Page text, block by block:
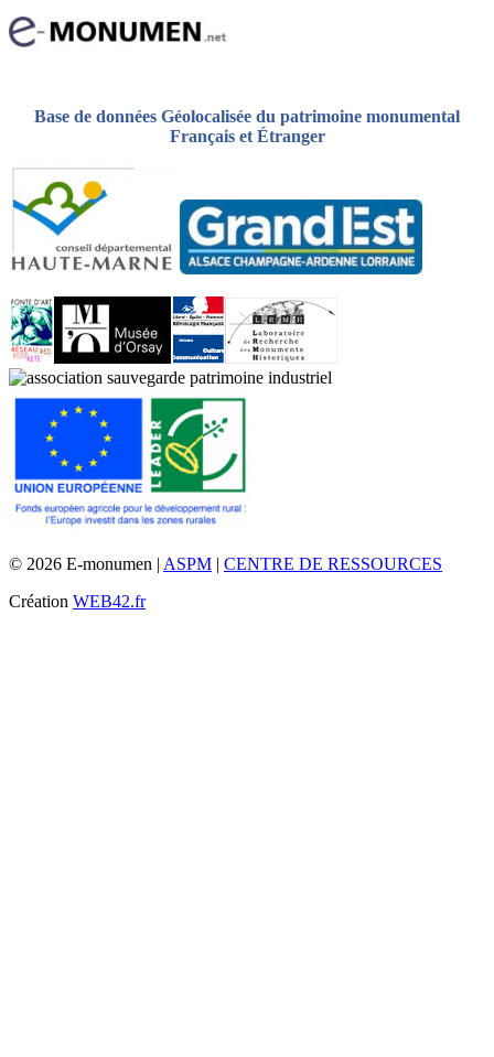
Base de données Géolocalisée du patrimoine monumental
Français et Étranger
© 2026 E-monumen | ASPM | CENTRE DE RESSOURCES
Création WEB42.fr